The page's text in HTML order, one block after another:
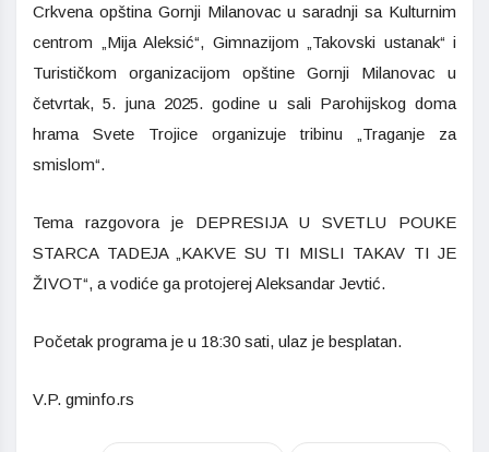
Crkvena opština Gornji Milanovac u saradnji sa Kulturnim
centrom „Mija Aleksić“, Gimnazijom „Takovski ustanak“ i
Turističkom organizacijom opštine Gornji Milanovac u
četvrtak, 5. juna 2025. godine u sali Parohijskog doma
hrama Svete Trojice organizuje tribinu „Traganje za
smislom“.
Tema razgovora je DEPRESIJA U SVETLU POUKE
STARCA TADEJA „KAKVE SU TI MISLI TAKAV TI JE
ŽIVOT“, a vodiće ga protojerej Aleksandar Jevtić.
Početak programa je u 18:30 sati, ulaz je besplatan.
V.P. gminfo.rs